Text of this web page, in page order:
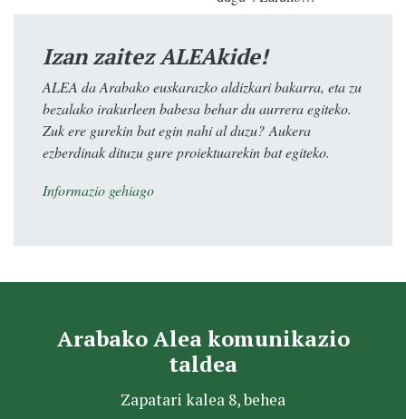
Izan zaitez ALEAkide!
ALEA da Arabako euskarazko aldizkari bakarra, eta zu
bezalako irakurleen babesa behar du aurrera egiteko.
Zuk ere gurekin bat egin nahi al duzu? Aukera
ezberdinak dituzu gure proiektuarekin bat egiteko.
Informazio gehiago
Arabako Alea komunikazio
taldea
Zapatari kalea 8, behea